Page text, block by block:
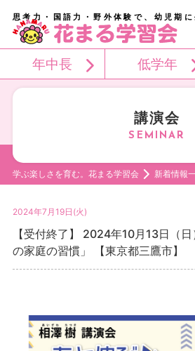
思考力・国語力・野外体験で、幼児期
年中長 低学年
講演会
学ぶ楽しさを育む。花まる学習会 新着情報
2024年7月19日(火)
【受付終了】 2024年10月13日（
の家庭の習慣」 【東京都三鷹市】